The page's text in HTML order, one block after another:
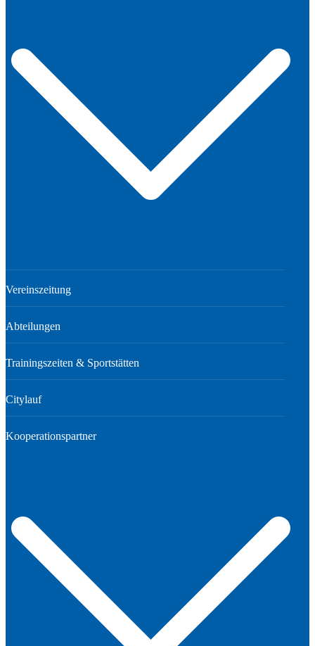
Vereinszeitung
Abteilungen
Trainingszeiten & Sportstätten
Citylauf
Kooperationspartner